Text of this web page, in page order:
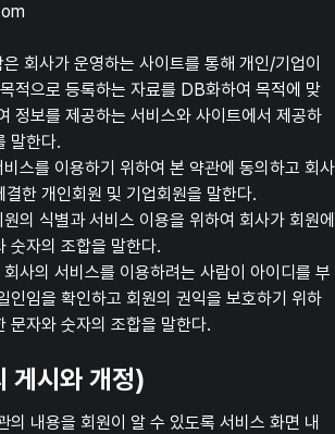
회사가 운영하는 사이트를 통해 개인/기업이
적으로 등록하는 자료를 DB화하여 목적에 맞
정보를 제공하는 서비스와 사이트에서 제공하
말한다.
스를 이용하기 위하여 본 약관에 동의하고 회사
결한 개인회원 및 기업회원을 말한다.
의 식별과 서비스 이용을 위하여 회사가 회원에
숫자의 조합을 말한다.
사의 서비스를 이용하려는 사람이 아이디를 부
인임을 확인하고 회원의 권익을 보호하기 위하
문자와 숫자의 조합을 말한다.
게시와 개정)
내용을 회원이 알 수 있도록 서비스 화면 내